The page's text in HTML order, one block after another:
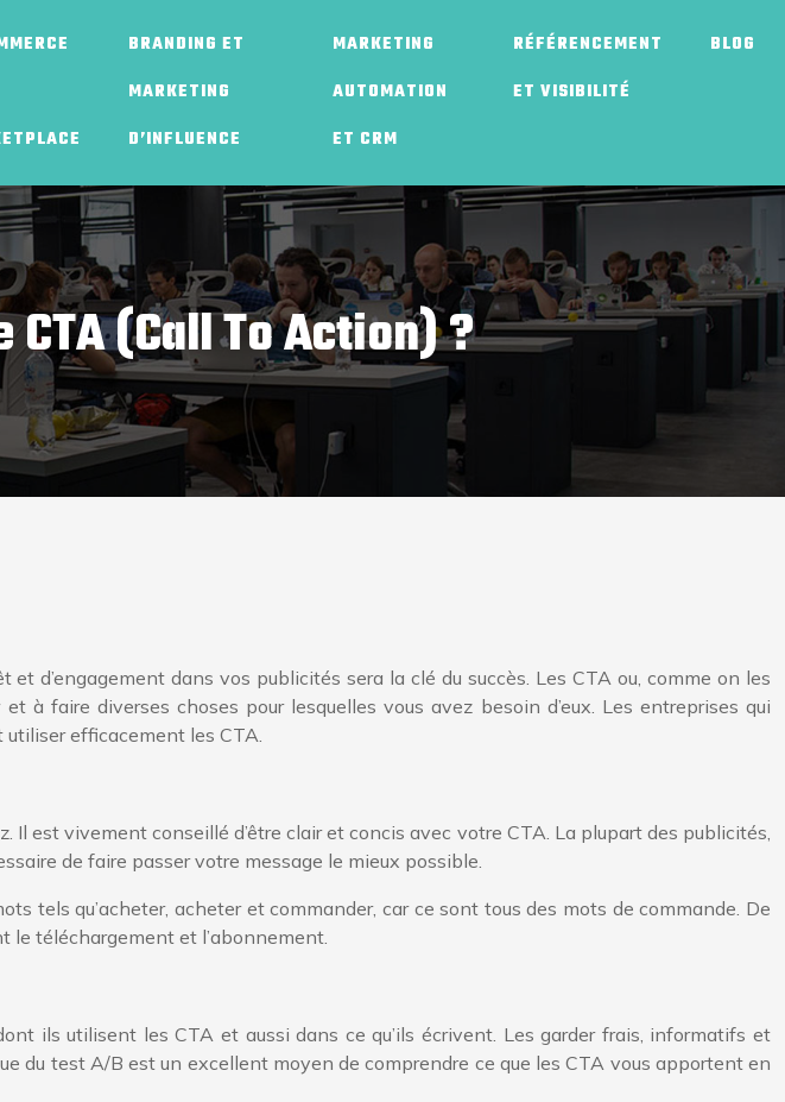
BRANDING ET
MARKETING
D’INFLUENCE
MARKETING
AUTOMATION
ET CRM
RÉFÉRENCEMENT
ET VISIBILITÉ
BLOG
(Call To Action) ?
d’engagement dans vos publicités sera la clé du succès. Les CTA ou, comme on les
à faire diverses choses pour lesquelles vous avez besoin d’eux. Les entreprises qui
efficacement les CTA.
est vivement conseillé d’être clair et concis avec votre CTA. La plupart des publicités,
de faire passer votre message le mieux possible.
tels qu’acheter, acheter et commander, car ce sont tous des mots de commande. De
le téléchargement et l’abonnement.
ils utilisent les CTA et aussi dans ce qu’ils écrivent. Les garder frais, informatifs et
du test A/B est un excellent moyen de comprendre ce que les CTA vous apportent en